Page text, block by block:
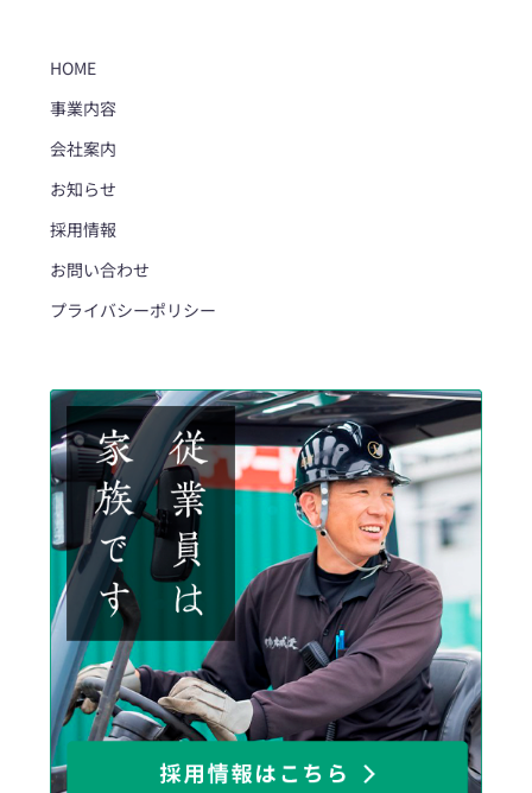
HOME
事業内容
会社案内
お知らせ
採用情報
お問い合わせ
プライバシーポリシー